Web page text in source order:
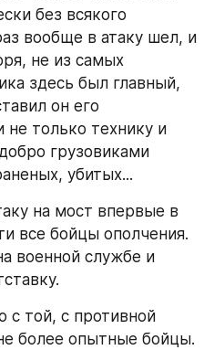
без всякого
вообще в атаку шел, и
не из самых
здесь был главный,
он его
не только технику и
грузовиками
убитых...
на мост впервые в
все бойцы ополчения.
военной службе и
с той, с противной
более опытные бойцы.